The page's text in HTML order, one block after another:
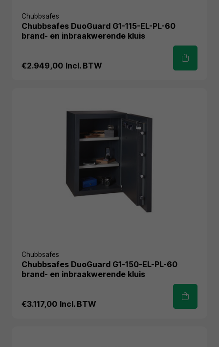
Chubbsafes
Chubbsafes DuoGuard G1-115-EL-PL-60
brand- en inbraakwerende kluis
€2.949,00 Incl. BTW
Chubbsafes
Chubbsafes DuoGuard G1-150-EL-PL-60
brand- en inbraakwerende kluis
€3.117,00 Incl. BTW